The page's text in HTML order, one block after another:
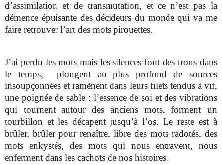
d’assimilation et de transmutation, et ce n’est pas la
démence épuisante des décideurs du monde qui va me
faire retrouver l’art des mots pirouettes.
J’ai perdu les mots mais les silences font des trous dans
le temps, plongent au plus profond de sources
insoupçonnées et ramènent dans leurs filets tendus à vif,
une poignée de sable : l’essence de soi et des vibrations
qui tournent autour des anciens mots, forment un
tourbillon et les décapent jusqu’à l’os. Le reste est à
brûler, brûler pour renaître, libre des mots radotés, des
mots enkystés, des mots qui nous entravent, nous
enferment dans les cachots de nos histoires.